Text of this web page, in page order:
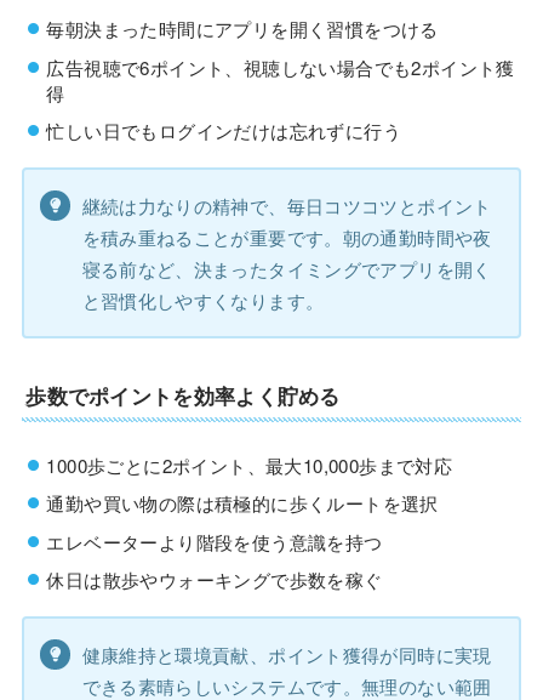
毎朝決まった時間にアプリを開く習慣をつける
広告視聴で6ポイント、視聴しない場合でも2ポイント獲
得
忙しい日でもログインだけは忘れずに行う
継続は力なりの精神で、毎日コツコツとポイント
を積み重ねることが重要です。朝の通勤時間や夜
寝る前など、決まったタイミングでアプリを開く
と習慣化しやすくなります。
歩数でポイントを効率よく貯める
1000歩ごとに2ポイント、最大10,000歩まで対応
通勤や買い物の際は積極的に歩くルートを選択
エレベーターより階段を使う意識を持つ
休日は散歩やウォーキングで歩数を稼ぐ
健康維持と環境貢献、ポイント獲得が同時に実現
できる素晴らしいシステムです。無理のない範囲